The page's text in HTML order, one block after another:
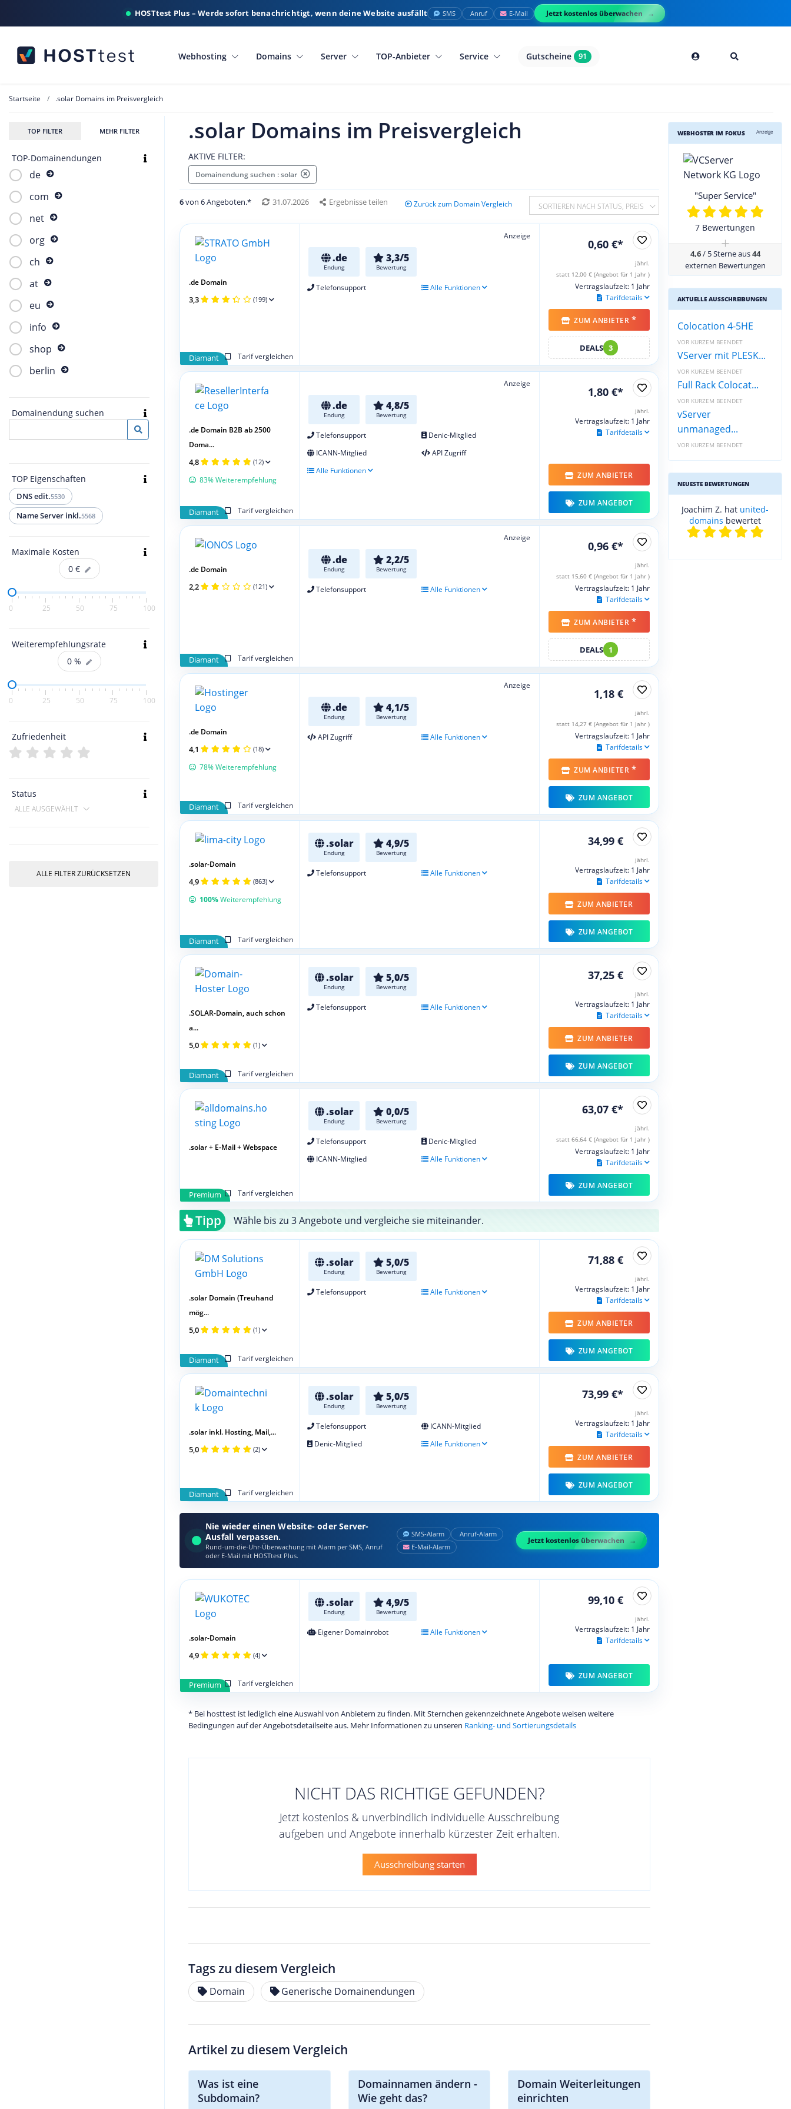
HOSTtest Plus – Werde sofort benachrichtigt, wenn deine Website ausfällt SMS Anruf E-Mail Jetzt kostenlos überwachen
Webhosting Domains Server TOP-Anbieter Service Gutscheine 91
Startseite .solar Domains im Preisvergleich
TOP FILTER MEHR FILTER
TOP-Domainendungen
de
com
net
org
ch
at
eu
info
shop
berlin
Domainendung suchen
TOP Eigenschaften
DNS edit.5530
Name Server inkl.5568
Maximale Kosten
0 €
0 25 50 75 100
Weiterempfehlungsrate
0 %
0 25 50 75 100
Zufriedenheit
Status
ALLE AUSGEWÄHLT
ALLE FILTER ZURÜCKSETZEN
.solar Domains im Preisvergleich
AKTIVE FILTER:
Domainendung suchen : solar
6von 6 Angeboten.* 31.07.2026 Ergebnisse teilen Zurück zum Domain Vergleich SORTIEREN NACH STATUS, PREIS
Anzeige
.de
Endung
3,3/5
Bewertung
Telefonsupport Alle Funktionen
Diamant Tarif vergleichen
.de Domain
3,3 (199)
0,60 €*
jährl.
statt 12,00 € (Angebot für 1 Jahr )
Vertragslaufzeit: 1 Jahr
Tarifdetails
ZUM ANBIETER *
DEALS 3
Anzeige
.de
Endung
4,8/5
Bewertung
Telefonsupport
Denic-Mitglied
ICANN-Mitglied
API Zugriff
Alle Funktionen
Diamant Tarif vergleichen
.de Domain B2B ab 2500
Doma...
4,8 (12)
83% Weiterempfehlung
1,80 €*
jährl.
Vertragslaufzeit: 1 Jahr
Tarifdetails
ZUM ANBIETER
ZUM ANGEBOT
Anzeige
.de
Endung
2,2/5
Bewertung
Telefonsupport Alle Funktionen
Diamant Tarif vergleichen
.de Domain
2,2 (121)
0,96 €*
jährl.
statt 15,60 € (Angebot für 1 Jahr )
Vertragslaufzeit: 1 Jahr
Tarifdetails
ZUM ANBIETER *
DEALS 1
Anzeige
.de
Endung
4,1/5
Bewertung
API Zugriff Alle Funktionen
Diamant Tarif vergleichen
.de Domain
4,1 (18)
78% Weiterempfehlung
1,18 €
jährl.
statt 14,27 € (Angebot für 1 Jahr )
Vertragslaufzeit: 1 Jahr
Tarifdetails
ZUM ANBIETER *
ZUM ANGEBOT
.solar
Endung
4,9/5
Bewertung
Telefonsupport Alle Funktionen
Diamant Tarif vergleichen
.solar-Domain
4,9 (863)
100%Weiterempfehlung
34,99 €
jährl.
Vertragslaufzeit: 1 Jahr
Tarifdetails
ZUM ANBIETER
ZUM ANGEBOT
.solar
Endung
5,0/5
Bewertung
Telefonsupport Alle Funktionen
Diamant Tarif vergleichen
.SOLAR-Domain, auch schon
a...
5,0 (1)
37,25 €
jährl.
Vertragslaufzeit: 1 Jahr
Tarifdetails
ZUM ANBIETER
ZUM ANGEBOT
.solar
Endung
0,0/5
Bewertung
Telefonsupport
Denic-Mitglied
ICANN-Mitglied
Alle Funktionen
Premium Tarif vergleichen
.solar + E-Mail + Webspace
63,07 €*
jährl.
statt 66,64 € (Angebot für 1 Jahr )
Vertragslaufzeit: 1 Jahr
Tarifdetails
ZUM ANGEBOT
Tipp Wähle bis zu 3 Angebote und vergleiche sie miteinander.
.solar
Endung
5,0/5
Bewertung
Telefonsupport Alle Funktionen
Diamant Tarif vergleichen
.solar Domain (Treuhand
mög...
5,0 (1)
71,88 €
jährl.
Vertragslaufzeit: 1 Jahr
Tarifdetails
ZUM ANBIETER
ZUM ANGEBOT
.solar
Endung
5,0/5
Bewertung
Telefonsupport
ICANN-Mitglied
Denic-Mitglied
Alle Funktionen
Diamant Tarif vergleichen
.solar inkl. Hosting, Mail,...
5,0 (2)
73,99 €*
jährl.
Vertragslaufzeit: 1 Jahr
Tarifdetails
ZUM ANBIETER
ZUM ANGEBOT
Nie wieder einen Website- oder Server-
Ausfall verpassen.
Rund-um-die-Uhr-Überwachung mit Alarm per SMS, Anruf
oder E‑Mail mit HOSTtest Plus.
SMS‑Alarm
Anruf‑Alarm
E‑Mail‑Alarm
Jetzt kostenlos überwachen
.solar
Endung
4,9/5
Bewertung
Eigener Domainrobot Alle Funktionen
Premium Tarif vergleichen
.solar-Domain
4,9 (4)
99,10 €
jährl.
Vertragslaufzeit: 1 Jahr
Tarifdetails
ZUM ANGEBOT
* Bei hosttest ist lediglich eine Auswahl von Anbietern zu finden. Mit Sternchen gekennzeichnete Angebote weisen weitere
Bedingungen auf der Angebotsdetailseite aus. Mehr Informationen zu unseren Ranking- und Sortierungsdetails
NICHT DAS RICHTIGE GEFUNDEN?
Jetzt kostenlos & unverbindlich individuelle Ausschreibung
aufgeben und Angebote innerhalb kürzester Zeit erhalten.
Ausschreibung starten
Tags zu diesem Vergleich
Domain Generische Domainendungen
Artikel zu diesem Vergleich
Was ist eine
Subdomain?
Domainnamen ändern -
Wie geht das?
Domain Weiterleitungen
einrichten
WEBHOSTER IM FOKUS Anzeige
"Super Service"
7 Bewertungen
+
4,6/ 5 Sterne aus44
externen Bewertungen
AKTUELLE AUSSCHREIBUNGEN
Colocation 4-5HE
VOR KURZEM BEENDET
VServer mit PLESK...
VOR KURZEM BEENDET
Full Rack Colocat...
VOR KURZEM BEENDET
vServer
unmanaged...
VOR KURZEM BEENDET
NEUESTE BEWERTUNGEN
Joachim Z. hat united-
domains bewertet